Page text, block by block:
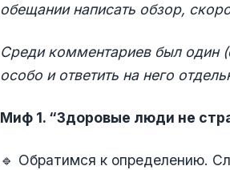
обещании написать обзор,
Среди комментариев был один
особо и ответить на него
Миф 1. “Здоровые люди не
🔹 Обратимся к определению.